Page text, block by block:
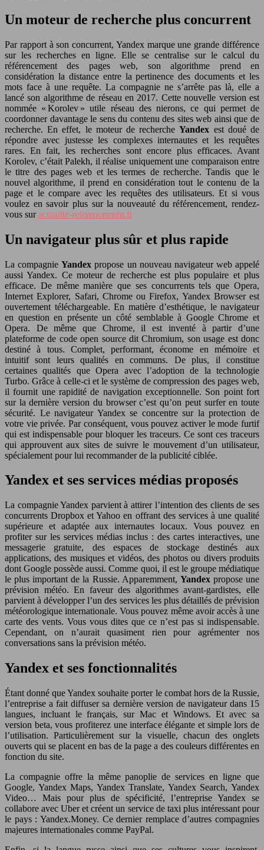
Un moteur de recherche plus concurrent
Par rapport à son concurrent, Yandex marque une grande différence
sur les recherches en ligne. Elle se centralise sur le calcul du
référencement des pages web, son algorithme prend en
considération la distance entre la pertinence des documents et les
mots face à une requête. La compagnie ne s’arrête pas là, elle a
lancé son algorithme de réseau en 2017. Cette nouvelle version est
nommée « Korolev » utile réseau des nierons, ce qui permet de
coordonner davantage le sens du contenu des sites web ainsi que de
recherche. En effet, le moteur de rechercheYandex est doué de
répondre avec justesse les complexes internautes et les requêtes
rares. En fait, les recherches sont encore plus efficaces. Avant
Korolev, c’était Palekh, il réalise uniquement une comparaison entre
le titre des pages web et les termes de recherche. Tandis que le
nouvel algorithme, il prend en considération tout le contenu de la
page et le compare avec les requêtes des utilisateurs. Et si vous
voulez en savoir plus sur la nouveauté du référencement, rendez-
vous suractualite-referencement.fr
Un navigateur plus sûr et plus rapide
La compagnieYandex propose un nouveau navigateur web appelé
aussi Yandex. Ce moteur de recherche est plus populaire et plus
efficace. De même manière que ses concurrents tels que Opera,
Internet Explorer, Safari, Chrome ou Firefox, Yandex Browser est
ouvertement téléchargeable. En matière d’esthétique, le navigateur
en question en présente un côté semblable à Google Chrome et
Opera. De même que Chrome, il est inventé à partir d’une
plateforme de code open source dit Chromium, son usage est donc
destiné à tous. Complet, performant, économe en mémoire et
intuitif sont leurs qualités en communs. De plus, il constitue
certaines qualités que Opera avec l’adoption de la technologie
Turbo. Grâce à celle-ci et le système de compression des pages web,
il fournit une rapidité de navigation exceptionnelle. Son point fort
sur la dernière version du browser c’est qu’on peut surfer en toute
sécurité. Le navigateur Yandex se concentre sur la protection de
votre vie privée. Par conséquent, vous pouvez activer le mode furtif
qui est indispensable pour bloquer les traceurs. Ce sont ces traceurs
qui approuvent aux sites de suivre le mouvement d’un utilisateur,
spécialement pour lui recommander de la publicité ciblée.
Yandex et ses services médias proposés
La compagnie Yandex parvient à attirer l’intention des clients de ses
concurrents Dropbox et Yahoo en offrant des services à une qualité
supérieure et adaptée aux internautes locaux. Vous pouvez en
profiter sur les services médias inclus : des cartes interactives, une
messagerie gratuite, des espaces de stockage destinés aux
applications, des musiques et vidéos, des photos ou divers produits
dont Google possède aussi. Comme quoi, il est le groupe médiatique
le plus important de la Russie. Apparemment, Yandexpropose une
prévision météo. En faveur des algorithmes avant-gardistes, elle
parvient à développer l’un des services les plus détaillés de prévision
météorologique internationale. Vous pouvez même avoir accès à une
carte des vents. Vous vous dites que ce n’est pas si indispensable.
Cependant, on n’aurait quasiment rien pour agrémenter nos
conversations sans la prévision météo.
Yandex et ses fonctionnalités
Étant donné que Yandex souhaite porter le combat hors de la Russie,
l’entreprise a fait diffuser sa dernière version de navigateur dans 15
langues, incluant le français, sur Mac et Windows. Et avec sa
version beta, vous profiterez une interface élégante et simple lors de
l’utilisation. Particulièrement sur la visuelle, chacun des onglets
ouverts qui se placent en bas de la page a des couleurs différentes en
fonction du site.
La compagnie offre la même panoplie de services en ligne que
Google, Yandex Maps, Yandex Translate, Yandex Search, Yandex
Video… Mais pour plus de spécificité, l’entreprise Yandex se
collabore avec Uber et créent un service de taxi plus intéressant pour
le pays : Yandex.Money. Ce dernier remplace d’autres compagnies
majeures internationales comme PayPal.